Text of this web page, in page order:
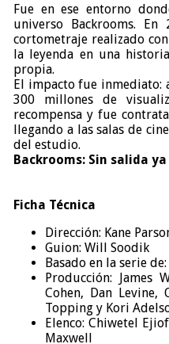
Fue en ese entorno
universo Backrooms.
cortometraje realizado
la leyenda en una
propia.
El impacto fue inmediato:
300 millones de
recompensa y fue
llegando a las salas de
del estudio.
Backrooms: Sin salida
Ficha Técnica
Dirección: Kane
Guion: Will Soodik
Basado en la serie
Producción: James
Cohen, Dan Levine,
Topping y Kori
Elenco: Chiwetel
Maxwell